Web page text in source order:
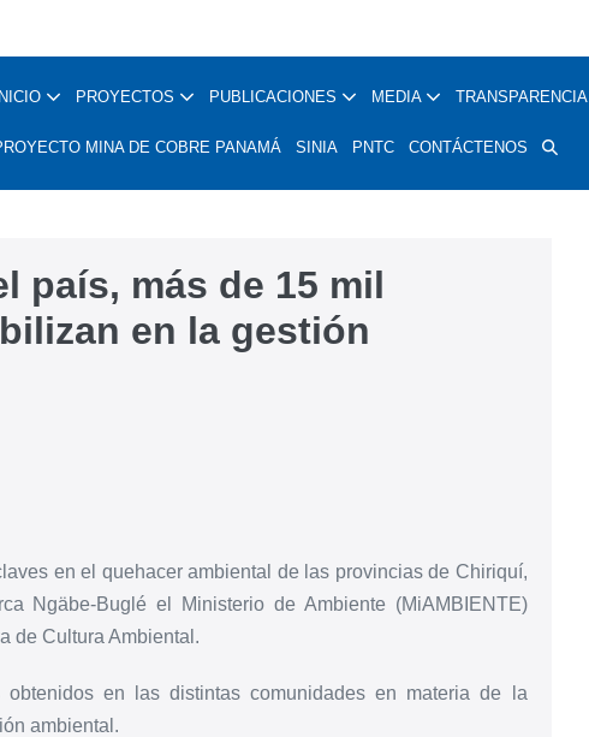
INICIO PROYECTOS PUBLICACIONES MEDIA TRANSPARENCIA
MINA DE COBRE PANAMÁ SINIA PNTC CONTÁCTENOS
país, más de 15 mil
en la gestión
en el quehacer ambiental de las provincias de Chiriquí,
Ngäbe-Buglé el Ministerio de Ambiente (MiAMBIENTE)
de Cultura Ambiental.
en las distintas comunidades en materia de la
ambiental.